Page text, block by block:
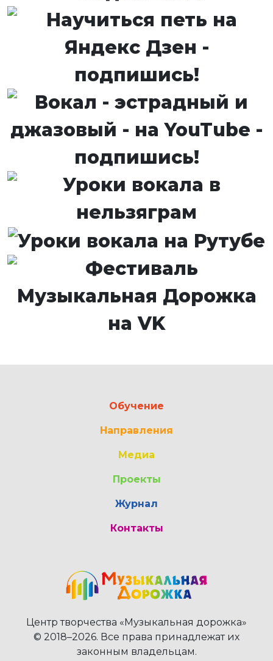
Обучение
Направления
Медиа
Проекты
Журнал
Контакты
Центр творчества «Музыкальная дорожка»
© 2018–2026. Все права принадлежат их
законным владельцам.